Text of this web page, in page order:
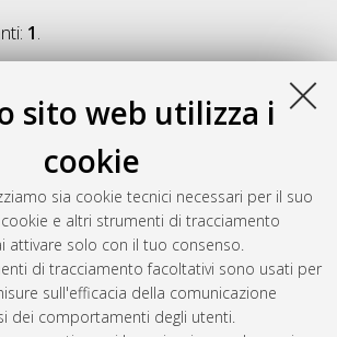
sito web utilizza i
cookie
sia cookie tecnici necessari per il suo
e altri strumenti di tracciamento
attivare solo con il tuo consenso.
di tracciamento facoltativi sono usati per
sull'efficacia della comunicazione
dei comportamenti degli utenti.
1.
Modellazione della morfologia di un
Università di Bologna, Corso di
civile [LM-DM270], Documento full-text
stata generata ilSun Aug 9 14:48:39 2026